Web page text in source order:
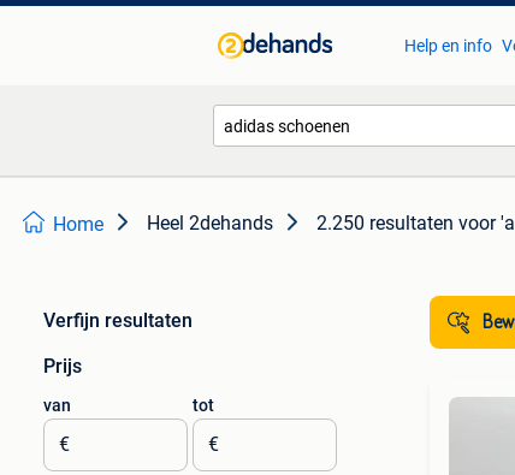
Help en info
Home Heel 2dehands 2.250 resultaten voor
Verfijn resultaten
Prijs
van
€
tot
€